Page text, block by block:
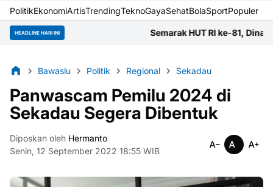
PolitikEkonomiArtisTrendingTeknoGayaSehatBolaSportPopuler
HEADLINE HARI INI Semarak HUT RI ke-81, Dinas PUPR
Bawaslu Politik Regional Sekadau
Panwascam Pemilu 2024 di
Sekadau Segera Dibentuk
Diposkan oleh Hermanto
Senin, 12 September 2022 18:55 WIB